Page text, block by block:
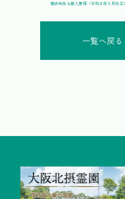
建設発生土搬入要領（令和８年５月改正）
一覧へ戻る